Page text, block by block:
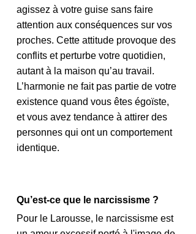
agissez à votre guise sans faire
attention aux conséquences sur vos
proches. Cette attitude provoque des
conflits et perturbe votre quotidien,
autant à la maison qu’au travail.
L’harmonie ne fait pas partie de votre
existence quand vous êtes égoïste,
et vous avez tendance à attirer des
personnes qui ont un comportement
identique.
Qu’est-ce que le narcissisme ?
Pour le Larousse, le narcissisme est